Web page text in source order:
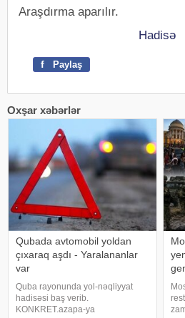
Araşdırma aparılır.
Hadisə
f Paylaş
Oxşar xəbərlər
Qubada avtomobil yoldan
çıxaraq aşdı - Yaralananlar
var
Quba rayonunda yol-nəqliyyat
hadisəsi baş verib.
KONKRET.azapa-ya